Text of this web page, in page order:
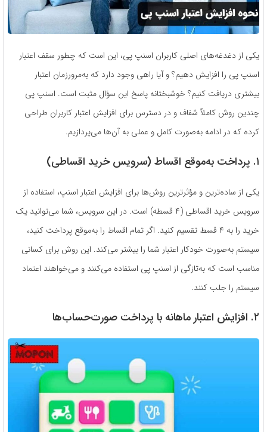
یکی از دغدغه‌های اصلی کاربران اسنپ پی، این است که چطور سقف اعتبار
اسنپ پی را افزایش دهیم؟ و آیا راهی وجود دارد که به‌مرورزمان اعتبار
بیشتری دریافت کنیم؟ خوشبختانه پاسخ این سؤال مثبت است. اسنپ پی
چندین روش کاملاً شفاف و در دسترس برای افزایش اعتبار کاربران طراحی
کرده که در ادامه به‌صورت کامل و عملی به آن‌ها می‌پردازیم.
۱. پرداخت به‌موقع اقساط (سرویس خرید اقساطی)
یکی از ساده‌ترین و مؤثرترین روش‌ها برای افزایش اعتبار اسنپ، استفاده از
سرویس خرید اقساطی (۴ قسطه) است. در این سرویس، شما می‌توانید یک
خرید را به ۴ قسط تقسیم کنید. اگر تمام اقساط را به‌موقع پرداخت کنید،
سیستم به‌صورت خودکار اعتبار شما را بیشتر می‌کند. این روش برای کسانی
مناسب است که به‌تازگی از اسنپ پی استفاده می‌کنند و می‌خواهند اعتماد
سیستم را جلب کنند.
۲. افزایش اعتبار ماهانه با پرداخت صورت‌حساب‌ها